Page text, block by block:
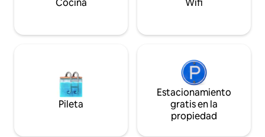
Cocina Wifi
Pileta
Estacionamiento
gratis en la
propiedad